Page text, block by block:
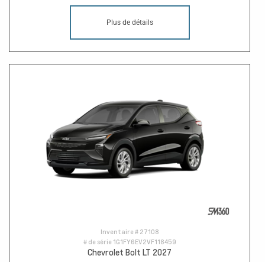
Plus de détails
Inventaire # 27108
# de série 1G1FY6EV2VF118459
Chevrolet Bolt LT 2027